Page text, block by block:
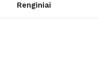
Renginiai